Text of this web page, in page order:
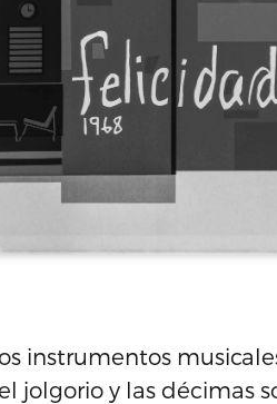
instrumentos
jolgorio y las décimas